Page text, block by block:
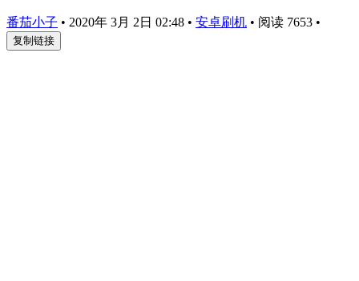
番茄小子 • 2020年 3月 2日 02:48 • 安卓刷机 • 阅读 7653 •
复制链接